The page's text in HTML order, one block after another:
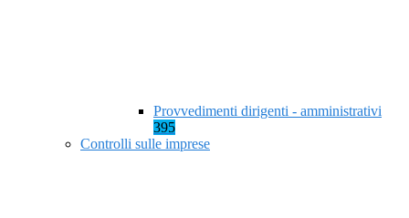
Provvedimenti dirigenti - amministrativi
395
Controlli sulle imprese